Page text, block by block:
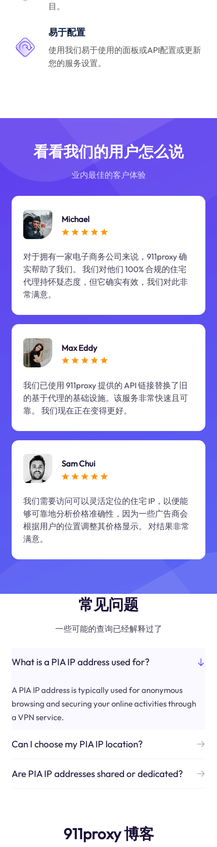
目。
易于配置
使用我们易于使用的面板或API配置或更新
您的服务设置。
看看我们的用户怎么说
业内最佳的客户体验
Michael
对于拥有一家电子商务公司来说，911proxy 确
实帮助了我们。 我们对他们 100% 合规的住宅
代理持怀疑态度，但它确实有效，我们对此非
常满意。
Max Eddy
我们已使用 911proxy 提供的 API 链接替换了旧
的基于代理的基础设施。该服务非常快速且可
靠。 我们现在正在变得更好。
Sam Chui
我们需要访问可以灵活定位的住宅 IP，以便能
够可靠地分析价格准确性，因为一些广告商会
根据用户的位置调整其价格显示。 对结果非常
满意。
常见问题
一些可能的查询已经解释过了
What is a PIA IP address used for?
A PIA IP address is typically used for anonymous
browsing and securing your online activities through
a VPN service.
Can I choose my PIA IP location?
Are PIA IP addresses shared or dedicated?
911proxy 博客